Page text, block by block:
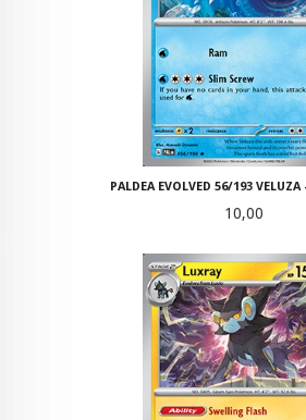
PALDEA EVOLVED 56/193 VELUZA
Pris
10,00